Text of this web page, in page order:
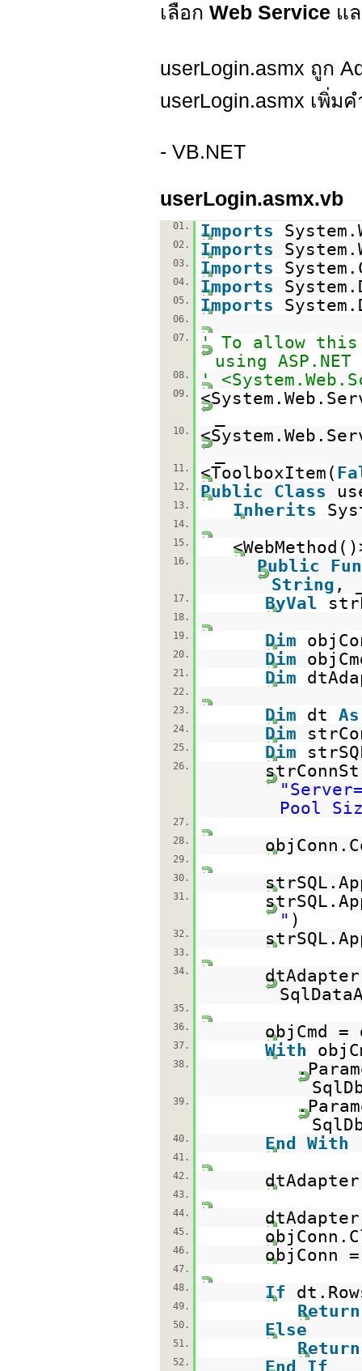
เลือก Web Service แ
userLogin.asmx ถูก
userLogin.asmx เพิ่ม
- VB.NET
userLogin.asmx.vb
01. Imports
02. Imports
03. Imports
04. Imports
05. Imports
06.
07.
' To allow this
using
08. '
09.
10.
11. <ToolboxItem(
12. Public Class
13. Inherits
14.
15.
16. Public
String ,
17. ByVal
18.
19.
Dim
20. Dim
21. Dim
22.
23.
Dim dt As
24. Dim
25. Dim
26.
Pool
27.
28.
29.
30.
31.
" )
32.
33.
34.
35.
36.
objCmd =
37. With
38.
39.
40. End With
41.
42.
43.
44.
45.
46. objConn
47.
48.
If
49. Return
50. Else
51. Return
52. End If